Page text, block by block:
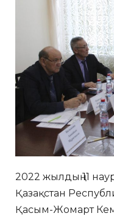
2022 жылдың 11
Қазақстан
Қасым-Жомарт